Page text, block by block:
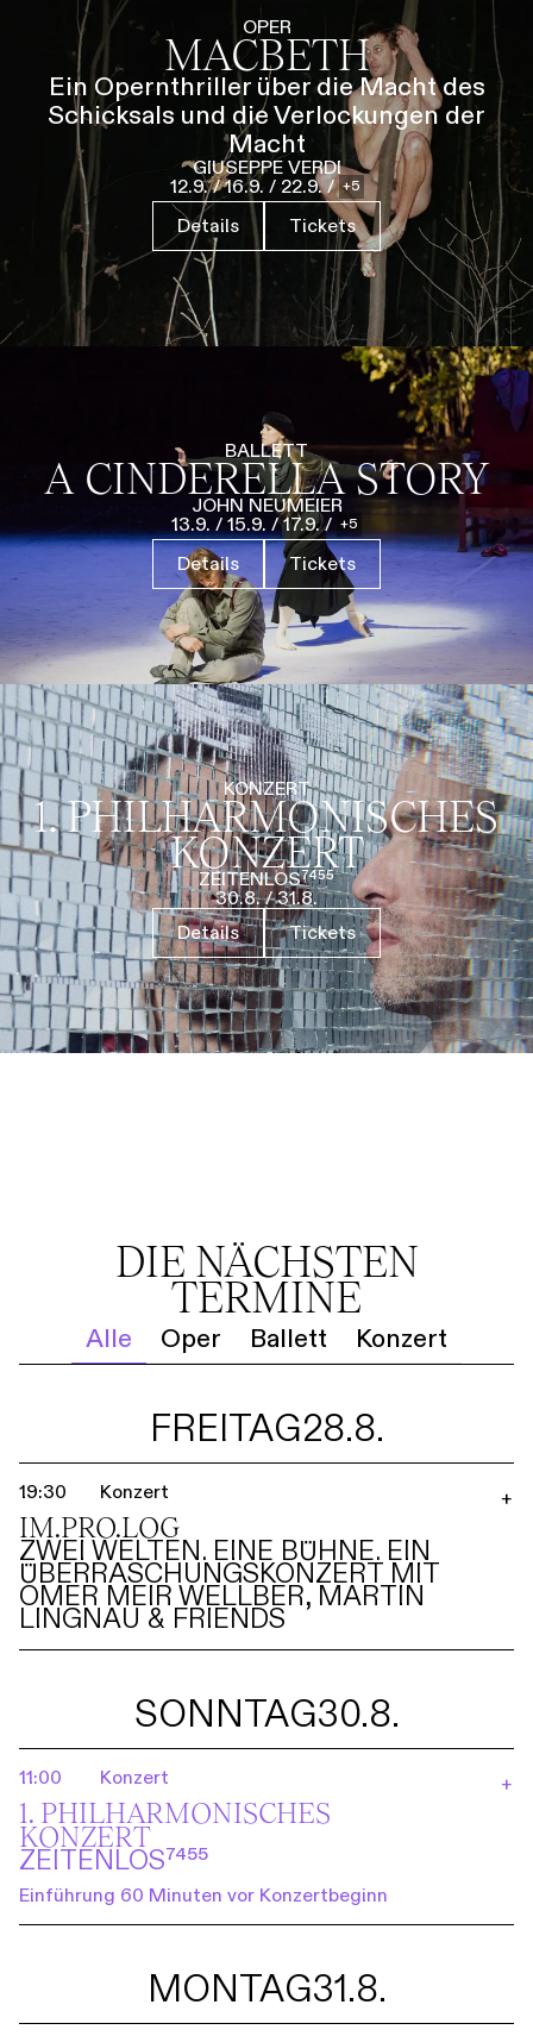
Führungen Jobs Kontakt
OPER
MACBETH
Ein Opernthriller über die Macht des
Schicksals und die Verlockungen der
Macht
GIUSEPPE VERDI
12.9. / 16.9. / 22.9. / 5
Details Tickets
BALLETT
A CINDERELLA STORY
JOHN NEUMEIER
13.9. / 15.9. / 17.9. / 5
Details Tickets
KONZERT
1. PHILHARMO­NISCHES
KONZERT
ZEITENLOS⁷⁴⁵⁵
30.8. / 31.8.
Details
Tickets
DIE NÄCHSTEN
TERMINE
Alle Oper Ballett Konzert
FREITAG28.8.
19:30 Konzert
IM.PRO.LOG
ZWEI WELTEN. EINE BÜHNE. EIN
ÜBERRASCHUNGSKONZERT MIT
OMER MEIR WELLBER, MARTIN
LINGNAU & FRIENDS
+
SONNTAG30.8.
11:00 Konzert
1. PHILHARMO­NISCHES
KONZERT
ZEITENLOS⁷⁴⁵⁵
Einführung 60 Minuten vor Konzertbeginn
+
MONTAG31.8.